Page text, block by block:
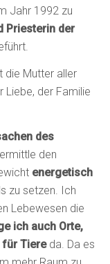
Jahr 1992 zu
Priesterin der
die Mutter aller
Liebe, der Familie
des
den
energetisch
zu setzen. Ich
Lebewesen die
ich auch Orte,
für Tiereda. Da es